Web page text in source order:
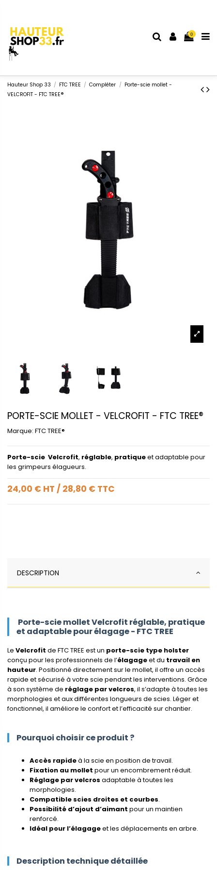
0
Hauteur Shop 33 FTC TREE Compléter
Porte-scie mollet -
VELCROFIT - FTC TREE®
PORTE-SCIE MOLLET - VELCROFIT - FTC TREE®
Marque: FTC TREE®
Porte-scie Velcrofit, réglable, pratiqueet adaptable pour
les grimpeurs élagueurs.
24,00 € HT / 28,80 € TTC
DESCRIPTION
Porte-scie mollet Velcrofit réglable, pratique
et adaptable pour élagage - FTC TREE
Le Velcrofit de FTC TREE est un porte-scie type holster
conçu pour les professionnels de l’élagageet du travail en
hauteur. Positionné directement sur le mollet, il offre un accès
rapide et sécurisé à votre scie pendant les interventions. Grâce
à son système de réglage par velcros, il s’adapte à toutes les
morphologies et aux différentes longueurs de scies. Léger et
fonctionnel, il améliore le confort et l’efficacité sur chantier.
Pourquoi choisir ce produit ?
Accès rapideà la scie en position de travail.
Fixation au mollet pour un encombrement réduit.
Réglage par velcros adaptable à toutes les
morphologies.
Compatible scies droites et courbes.
Possibilité d’ajout d’aimant pour un maintien
renforcé.
Idéal pour l’élagageet les déplacements en arbre.
Description technique détaillée